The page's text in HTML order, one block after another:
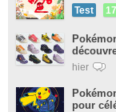
Test
hier
pour